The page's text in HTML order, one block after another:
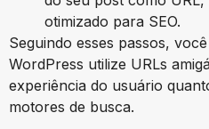
otimizado para SEO.
Seguindo esses passos,
WordPress utilize URLs
experiência do usuário
motores de busca.